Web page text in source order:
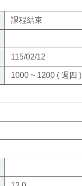
課程結束
115/02/12
1000 ~ 1200 ( 週四 )